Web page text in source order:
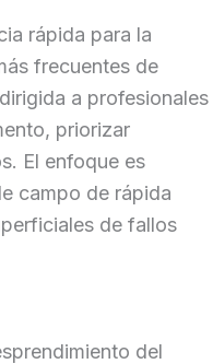
rápida para la
frecuentes de
a profesionales
priorizar
El enfoque es
campo de rápida
de fallos
del